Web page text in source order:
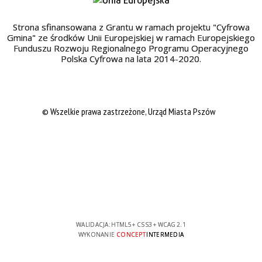
Strona sfinansowana z Grantu w ramach projektu "Cyfrowa
Gmina" ze środków Unii Europejskiej w ramach Europejskiego
Funduszu Rozwoju Regionalnego Programu Operacyjnego
Polska Cyfrowa na lata 2014-2020.
© Wszelkie prawa zastrzeżone, Urząd Miasta Pszów
WALIDACJA: HTML5+ CSS3 + WCAG 2.1
WYKONANIE CONCEPTINTERMEDIA